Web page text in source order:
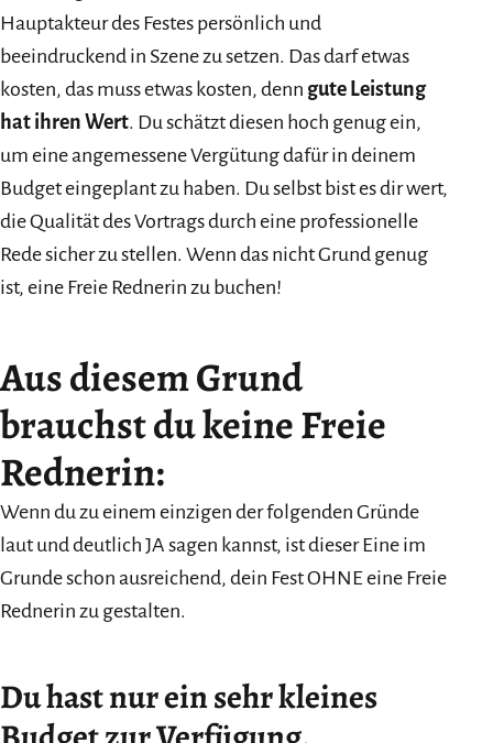
Hauptakteur des Festes persönlich und
beeindruckend in Szene zu setzen. Das darf etwas
kosten, das muss etwas kosten, denn gute Leistung
hat ihren Wert. Du schätzt diesen hoch genug ein,
um eine angemessene Vergütung dafür in deinem
Budget eingeplant zu haben. Du selbst bist es dir wert,
die Qualität des Vortrags durch eine professionelle
Rede sicher zu stellen. Wenn das nicht Grund genug
ist, eine Freie Rednerin zu buchen!
Aus diesem Grund
brauchst du keine Freie
Rednerin:
Wenn du zu einem einzigen der folgenden Gründe
laut und deutlich JA sagen kannst, ist dieser Eine im
Grunde schon ausreichend, dein Fest OHNE eine Freie
Rednerin zu gestalten.
Du hast nur ein sehr kleines